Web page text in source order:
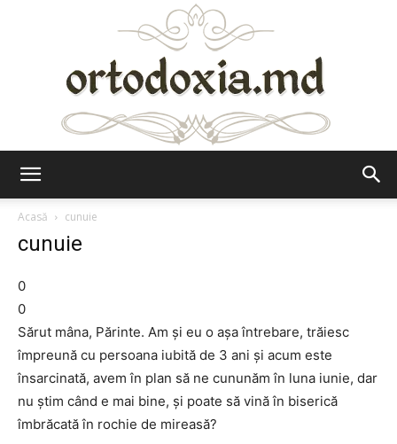
Acasă
cunuie
cunuie
0
0
Sărut mâna, Părinte. Am şi eu o aşa întrebare, trăiesc
împreună cu persoana iubită de 3 ani şi acum este
însarcinată, avem în plan să ne cununăm în luna iunie, dar
nu ştim când e mai bine, şi poate să vină în biserică
îmbrăcată în rochie de mireasă?